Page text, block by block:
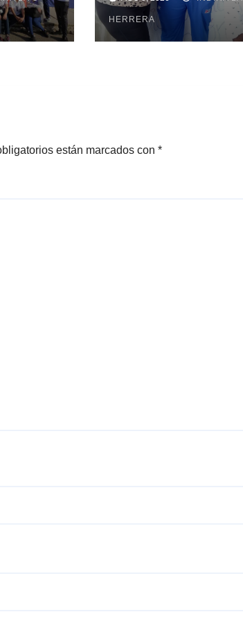
subir al podio
HERRERA
están marcados con *